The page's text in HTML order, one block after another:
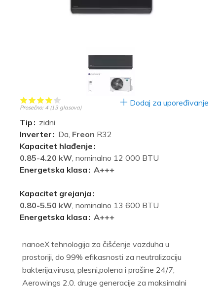
Prosečno: 4 (13 glasova)
Tip
zidni
Inverter
Da, Freon R32
Kapacitet hlađenje
0.85-4.20 kW, nominalno 12 000 BTU
Energetska klasa
A+++
Kapacitet grejanja
0.80-5.50 kW, nominalno 13 600 BTU
Energetska klasa
A+++
Dodaj za upoređivanje
nanoeX tehnologija za čišćenje vazduha u
prostoriji, do 99% efikasnosti za neutralizaciju
bakterija,virusa, plesni,polena i prašine 24/7;
Aerowings 2.0. druge generacije za maksimalni